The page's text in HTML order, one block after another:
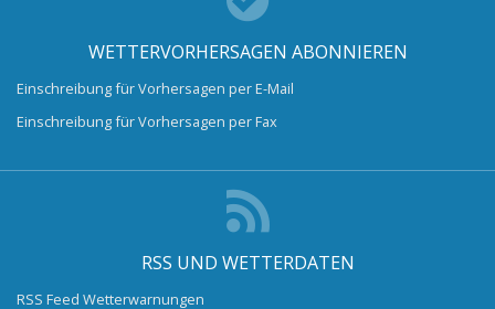
WETTERVORHERSAGEN ABONNIEREN
Einschreibung für Vorhersagen per E-Mail
Einschreibung für Vorhersagen per Fax
RSS UND WETTERDATEN
RSS Feed Wetterwarnungen